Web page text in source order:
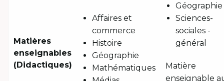
Matières
enseignables
(Didactiques)
Affaires et
commerce
Histoire
Géographie
Mathématiques
Géographie
Sciences-
sociales -
général
Matière
enseignable